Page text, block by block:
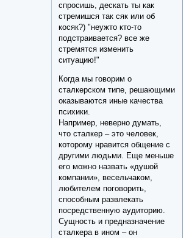
спросишь, дескать ты как
стремишся так сяк или об
косяк?) "неужто кто-то
подстраивается? все же
стремятся изменить
ситуацию!"
Когда мы говорим о
сталкерском типе, решающими
оказываются иные качества
психики.
Например, неверно думать,
что сталкер – это человек,
которому нравится общение с
другими людьми. Еще меньше
его можно назвать «душой
компании», весельчаком,
любителем поговорить,
способным развлекать
посредственную аудиторию.
Сущность и предназначение
сталкера в ином – он